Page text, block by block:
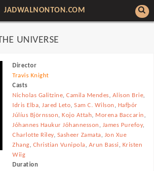
JADWALNONTON.COM
UNIVERSE
Director
Travis Knight
Casts
Nicholas Galitzine,Camila Mendes, Alison Brie,
Idris Elba,Jared Leto,Sam C. Wilson , Hafþór
Júlíus Björnsson,Kojo Attah, Morena Baccarin ,
Jóhannes Haukur Jóhannesson , James Purefoy,
Charlotte Riley, Sasheer Zamata, Jon Xue
Zhang, Christian Vunipola, Arun Bassi, Kristen
Wiig
Duration